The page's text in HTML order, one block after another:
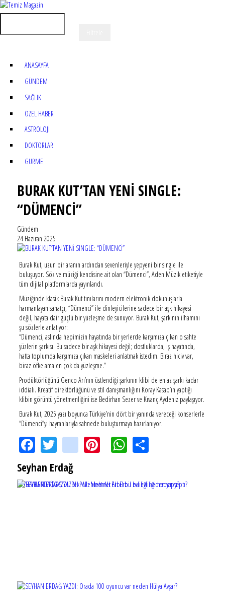
ANASAYFA
GÜNDEM
SAĞLIK
ÖZEL HABER
ASTROLOJİ
DOKTORLAR
GURME
BURAK KUT’TAN YENİ SINGLE:
“DÜMENCİ”
Gündem
24 Haziran 2025
Burak Kut, uzun bir aranın ardından sevenleriyle yepyeni bir single ile
buluşuyor. Söz ve müziği kendisine ait olan “Dümenci”, Aden Müzik etiketiyle
tüm dijital platformlarda yayınlandı.
Müziğinde klasik Burak Kut tınılarını modern elektronik dokunuşlarla
harmanlayan sanatçı, “Dümenci” ile dinleyicilerine sadece bir aşk hikayesi
değil, hayata dair güçlü bir yüzleşme de sunuyor. Burak Kut, şarkının ilhamını
şu sözlerle anlatıyor:
“Dümenci, aslında hepimizin hayatında bir yerlerde karşımıza çıkan o sahte
yüzlerin şarkısı. Bu sadece bir aşk hikayesi değil; dostluklarda, iş hayatında,
hatta toplumda karşımıza çıkan maskeleri anlatmak istedim. Biraz hiciv var,
biraz öfke ama en çok da yüzleşme.”
Prodüktörlüğünü Genco Arı’nın üstlendiği şarkının klibi de en az şarkı kadar
iddialı. Kreatif direktörlüğünü ve stil danışmanlığını Koray Kasap’ın yaptığı
klibin görüntü yönetmenliğini ise Bedirhan Sezer ve Kıvanç Aydeniz paylaşıyor.
Burak Kut, 2025 yazı boyunca Türkiye’nin dört bir yanında vereceği konserlerle
“Dümenci”yi hayranlarıyla sahnede buluşturmaya hazırlanıyor.
FacebookTwitterinstagramPinterestWhatsApp
Seyhan Erdağ
SEYHAN ERDAĞ YAZDI: Peki Mehmet Ali Erbil bu evliliği neden yaptı?